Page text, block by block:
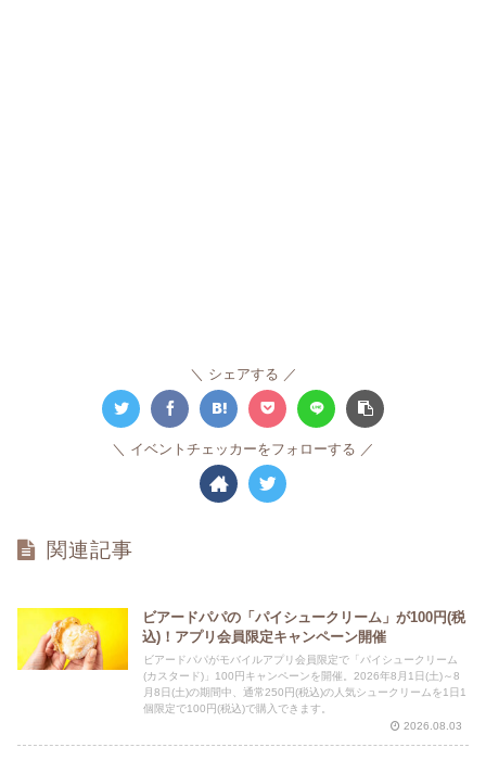
シェアする
イベントチェッカーをフォローする
関連記事
ビアードパパの「パイシュークリーム」が100円(税
込)！アプリ会員限定キャンペーン開催
ビアードパパがモバイルアプリ会員限定で「パイシュークリーム
(カスタード)」100円キャンペーンを開催。2026年8月1日(土)～8
月8日(土)の期間中、通常250円(税込)の人気シュークリームを1日1
個限定で100円(税込)で購入できます。
2026.08.03